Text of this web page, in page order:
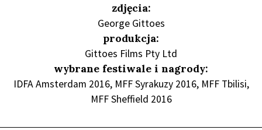
zdjęcia:
George Gittoes
produkcja:
Gittoes Films Pty Ltd
wybrane festiwale i nagrody:
IDFA Amsterdam 2016, MFF Syrakuzy 2016, MFF Tbilisi,
MFF Sheffield 2016